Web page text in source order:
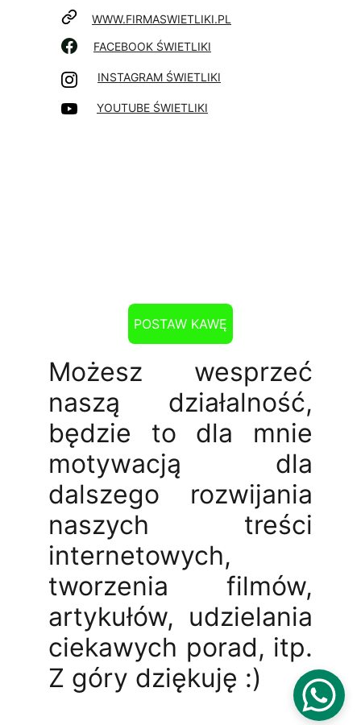
WWW.FIRMASWIETLIKI.PL
FACEBOOK ŚWIETLIKI
INSTAGRAM ŚWIETLIKI
YOUTUBE ŚWIETLIKI
POSTAW KAWĘ
Możesz wesprzeć
naszą działalność,
będzie to dla mnie
motywacją dla
dalszego rozwijania
naszych treści
internetowych,
tworzenia filmów,
artykułów, udzielania
ciekawych porad, itp.
Z góry dziękuję :)